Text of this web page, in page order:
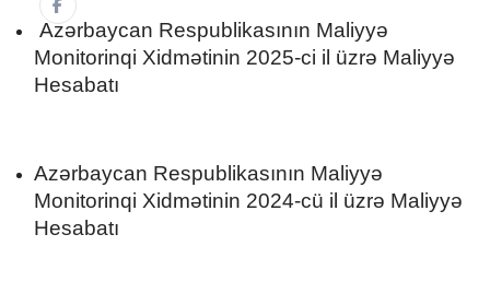
Azərbaycan Respublikasının Maliyyə
Monitorinqi Xidmətinin 2025-ci il üzrə Maliyyə
Hesabatı
Azərbaycan Respublikasının Maliyyə
Monitorinqi Xidmətinin 2024-cü il üzrə Maliyyə
Hesabatı